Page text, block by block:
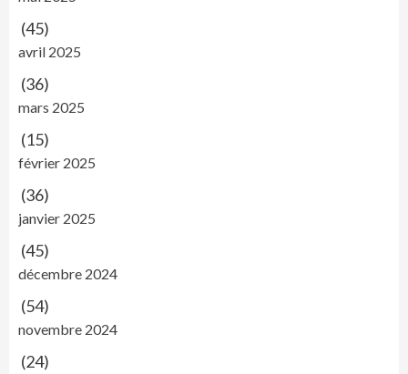
(45)
avril 2025
(36)
mars 2025
(15)
février 2025
(36)
janvier 2025
(45)
décembre 2024
(54)
novembre 2024
(24)